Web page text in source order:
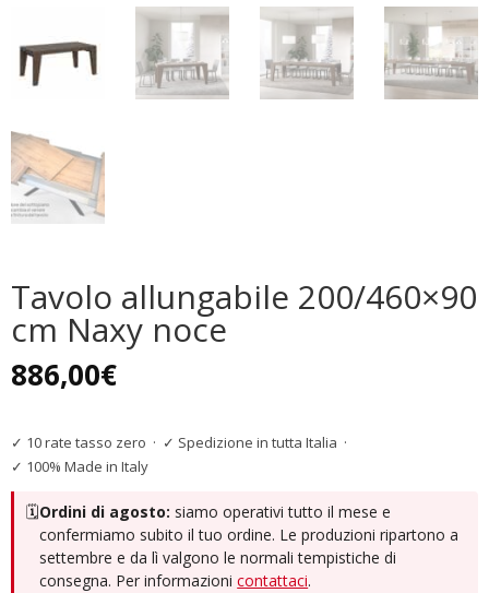
Tavolo allungabile 200/460×90
cm Naxy noce
886,00€
✓ 10 rate tasso zero · ✓ Spedizione in tutta Italia ·
✓ 100% Made in Italy
🗓️Ordini di agosto: siamo operativi tutto il mese e
confermiamo subito il tuo ordine. Le produzioni ripartono a
settembre e da lì valgono le normali tempistiche di
consegna. Per informazionicontattaci.